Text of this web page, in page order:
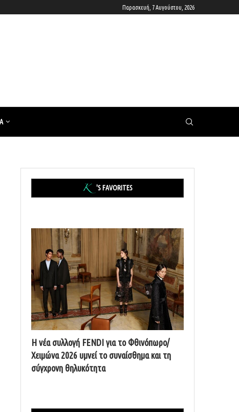
Παρασκευή, 7 Αυγούστου, 2026
'S FAVORITES
Η νέα συλλογή FENDI για το Φθινόπωρο/
Χειμώνα 2026 υμνεί το συναίσθημα και τη
σύγχρονη θηλυκότητα